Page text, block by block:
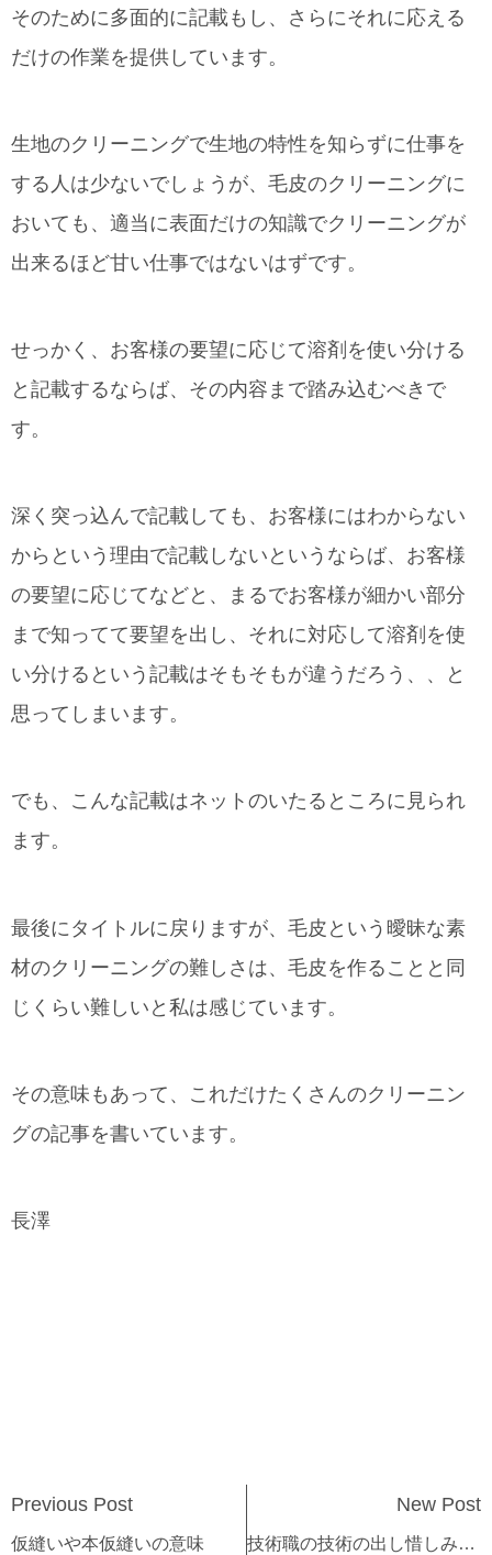
そのために多面的に記載もし、さらにそれに応える
だけの作業を提供しています。
生地のクリーニングで生地の特性を知らずに仕事を
する人は少ないでしょうが、毛皮のクリーニングに
おいても、適当に表面だけの知識でクリーニングが
出来るほど甘い仕事ではないはずです。
せっかく、お客様の要望に応じて溶剤を使い分ける
と記載するならば、その内容まで踏み込むべきで
す。
深く突っ込んで記載しても、お客様にはわからない
からという理由で記載しないというならば、お客様
の要望に応じてなどと、まるでお客様が細かい部分
まで知ってて要望を出し、それに対応して溶剤を使
い分けるという記載はそもそもが違うだろう、、と
思ってしまいます。
でも、こんな記載はネットのいたるところに見られ
ます。
最後にタイトルに戻りますが、毛皮という曖昧な素
材のクリーニングの難しさは、毛皮を作ることと同
じくらい難しいと私は感じています。
その意味もあって、これだけたくさんのクリーニン
グの記事を書いています。
長澤
Previous Post
仮縫いや本仮縫いの意味
New Post
技術職の技術の出し惜しみと価格